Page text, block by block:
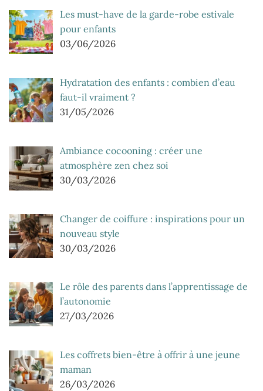
Les must-have de la garde-robe estivale
pour enfants
03/06/2026
Hydratation des enfants : combien d’eau
faut-il vraiment ?
31/05/2026
Ambiance cocooning : créer une
atmosphère zen chez soi
30/03/2026
Changer de coiffure : inspirations pour un
nouveau style
30/03/2026
Le rôle des parents dans l’apprentissage de
l’autonomie
27/03/2026
Les coffrets bien-être à offrir à une jeune
maman
26/03/2026